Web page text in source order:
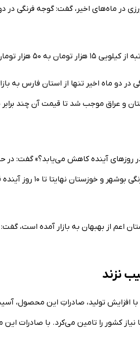
در ماه‌های اخیر، گفت: گوجه‌ فرنگی در
تومان رسیده است.
در دو ماه اخیر تنها از استان فارس به
و عراق موجب شد تا قیمت آن چند
روزهای آینده کاهش می‌یابد؟» گفت: در
افزایش قیمت این محصول در بازار هستیم؛ اما احتمالاً با
نزند
افزایش تولید، صادراتِ این محصول،
نیاز کشور را تامین می‌کرد. با صادرات